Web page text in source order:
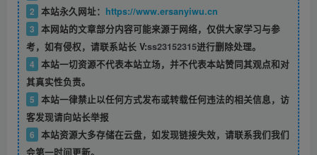
2 本站永久网址： https://www.ersanyiwu.cn
3 本网站的文章部分内容可能来源于网络，仅供大家学习与参
考，如有侵权，请联系站长 V:ss23152315进行删除处理。
4 本站一切资源不代表本站立场，并不代表本站赞同其观点和对
其真实性负责。
5 本站一律禁止以任何方式发布或转载任何违法的相关信息，访
客发现请向站长举报
6 本站资源大多存储在云盘，如发现链接失效，请联系我们我们
会第一时间更新。